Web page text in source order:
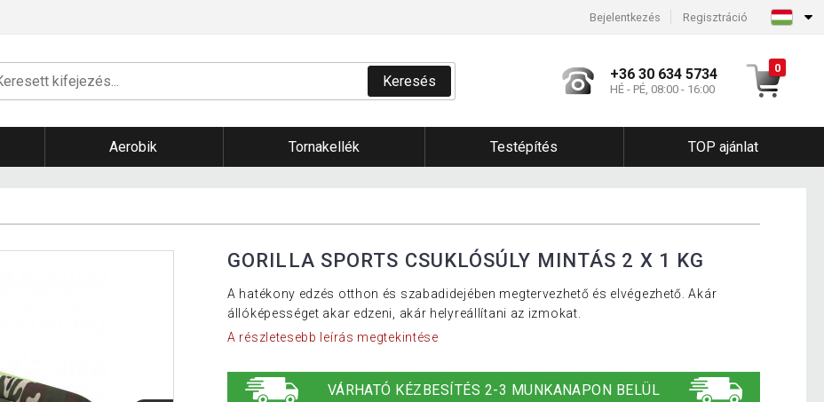
Bejelentkezés Regisztráció
Keresés +36 30 634 5734
HÉ - PÉ, 08:00 - 16:00
0
Aerobik Tornakellék Testépítés TOP ajánlat
GORILLA SPORTS CSUKLÓSÚLY MINTÁS 2 X 1 KG
A hatékony edzés otthon és szabadidejében megtervezhető és elvégezhető. Akár
állóképességet akar edzeni, akár helyreállítani az izmokat.
A részletesebb leírás megtekintése
VÁRHATÓ KÉZBESÍTÉS 2-3 MUNKANAPON BELÜL